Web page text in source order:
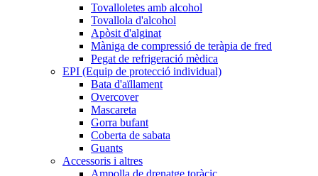
Tovalloletes amb alcohol
Tovallola d'alcohol
Apòsit d'alginat
Màniga de compressió de teràpia de fred
Pegat de refrigeració mèdica
EPI (Equip de protecció individual)
Bata d'aïllament
Overcover
Mascareta
Gorra bufant
Coberta de sabata
Guants
Accessoris i altres
Ampolla de drenatge toràcic